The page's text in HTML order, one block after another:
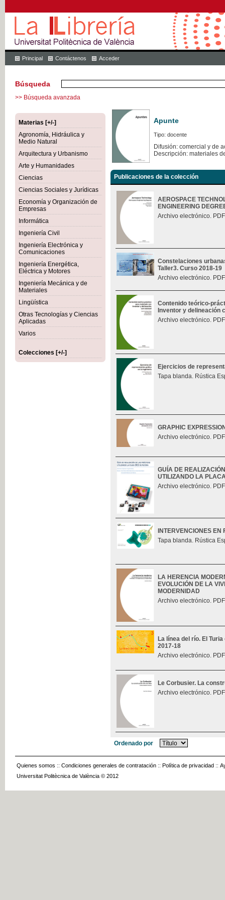
Principal Contáctenos Acceder
Búsqueda
>> Búsqueda avanzada
Materias [+/-]
Agronomía, Hidráulica y
Medio Natural
Arquitectura y Urbanismo
Arte y Humanidades
Ciencias
Ciencias Sociales y Jurídicas
Economía y Organización de
Empresas
Informática
Ingeniería Civil
Ingeniería Electrónica y
Comunicaciones
Ingeniería Energética,
Eléctrica y Motores
Ingeniería Mecánica y de
Materiales
Lingüística
Otras Tecnologías y Ciencias
Aplicadas
Varios
Colecciones [+/-]
Apunte
Tipo: docente
Difusión: comercial y de
Descripción: materiales
Publicaciones de la colección
AEROSPACE
ENGINEERING
Archivo electrónico.
Constelaciones
Taller3. Curso 2018-19
Archivo electrónico.
Contenido teórico-
Inventor y delineación
Archivo electrónico.
Ejercicios de
Tapa blanda. Rústica
GRAPHIC
Archivo electrónico.
GUÍA DE
UTILIZANDO LA
Archivo electrónico.
INTERVENCIONES
Tapa blanda. Rústica
LA HERENCIA
EVOLUCIÓN DE LA
MODERNIDAD
Archivo electrónico.
La línea del río. El
2017-18
Archivo electrónico.
Le Corbusier. La
Archivo electrónico.
Ordenado por
Quienes somos :: Condiciones generales de contratación :: Política de privacidad ::
Universitat Politècnica de València © 2012